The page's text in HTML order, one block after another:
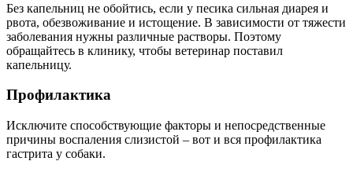
Без капельниц не обойтись, если у песика сильная диарея и
рвота, обезвоживание и истощение. В зависимости от тяжести
заболевания нужны различные растворы. Поэтому
обращайтесь в клинику, чтобы ветеринар поставил
капельницу.
Профилактика
Исключите способствующие факторы и непосредственные
причины воспаления слизистой – вот и вся профилактика
гастрита у собаки.